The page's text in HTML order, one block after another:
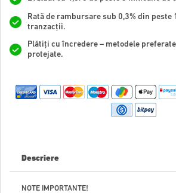
Rată de rambursare sub 0,3% din peste
tranzacții.
Plătiți cu încredere – metodele
protejate.
Descriere
NOTE IMPORTANTE!